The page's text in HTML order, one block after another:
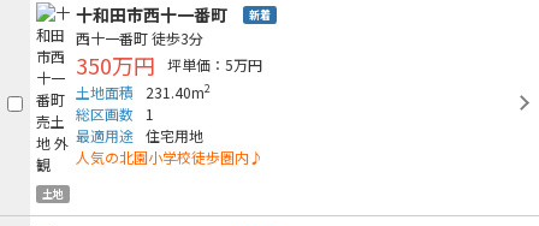
土地
十和田市西十一番町 新着
西十一番町徒歩3分
350万円
坪単価：5万円
土地面積
231.40m2
総区画数
1
最適用途 住宅用地
人気の北園小学校徒歩圏内♪